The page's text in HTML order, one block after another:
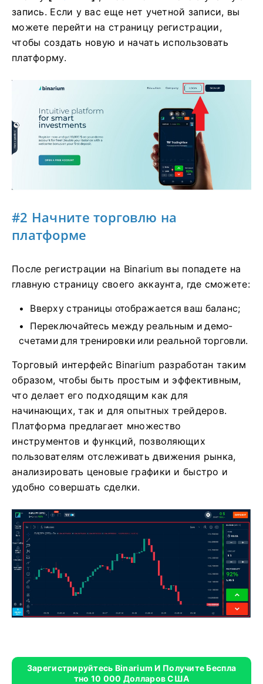
запись. Если у вас еще нет учетной записи, вы
можете перейти на страницу регистрации,
чтобы создать новую и начать использовать
платформу.
#2 Начните торговлю на
платформе
После регистрации на Binarium вы попадете на
главную страницу своего аккаунта, где сможете:
Вверху страницы отображается ваш баланс;
Переключайтесь между реальным и демо-
счетами для тренировки или реальной торговли.
Торговый интерфейс Binarium разработан таким
образом, чтобы быть простым и эффективным,
что делает его подходящим как для
начинающих, так и для опытных трейдеров.
Платформа предлагает множество
инструментов и функций, позволяющих
пользователям отслеживать движения рынка,
анализировать ценовые графики и быстро и
удобно совершать сделки.
Зарегистрируйтесь Binarium И Получите Беспла
Тно 10 000 Долларов США